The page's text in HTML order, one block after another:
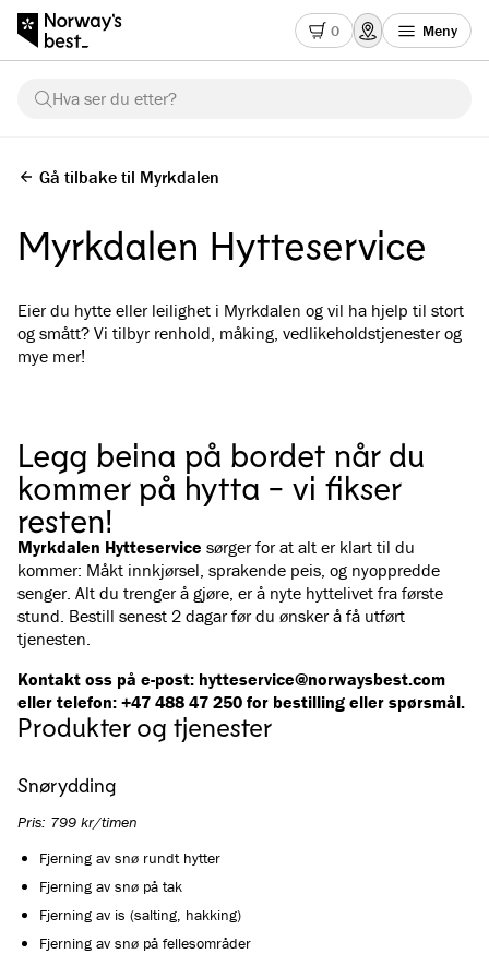
0 Meny
Hva ser du etter?
Gå tilbake til Myrkdalen
Myrkdalen Hytteservice
Eier du hytte eller leilighet i Myrkdalen og vil ha hjelp til stort
og smått? Vi tilbyr renhold, måking, vedlikeholdstjenester og
mye mer!
Legg beina på bordet når du
kommer på hytta - vi fikser
resten!
Myrkdalen Hytteservice sørger for at alt er klart til du
kommer: Måkt innkjørsel, sprakende peis, og nyoppredde
senger. Alt du trenger å gjøre, er å nyte hyttelivet fra første
stund. Bestill senest 2 dagar før du ønsker å få utført
tjenesten.
Kontakt oss på e-post: hytteservice@norwaysbest.com
eller telefon: +47 488 47 250 for bestilling eller spørsmål.
Produkter og tjenester
Snørydding
Pris: 799 kr/timen
Fjerning av snø rundt hytter
Fjerning av snø på tak
Fjerning av is (salting, hakking)
Fjerning av snø på fellesområder